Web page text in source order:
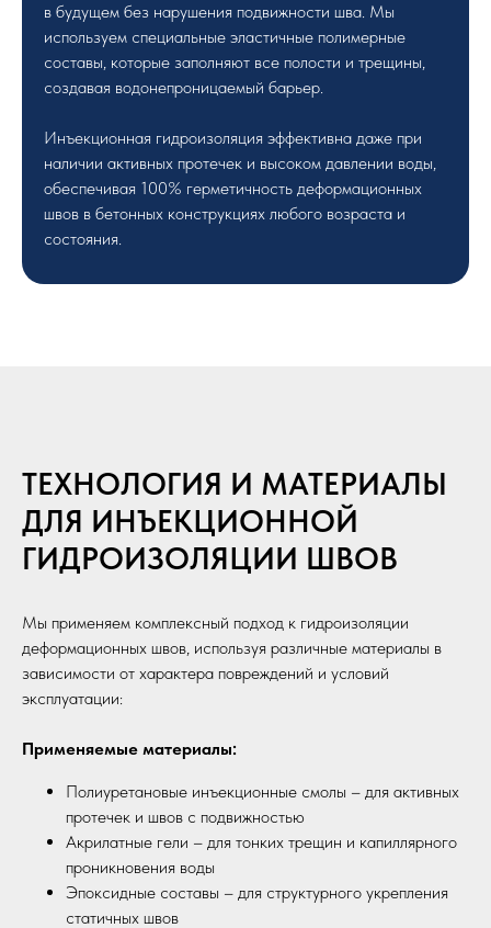
в будущем без нарушения подвижности шва. Мы
используем специальные эластичные полимерные
составы, которые заполняют все полости и трещины,
создавая водонепроницаемый барьер.
Инъекционная гидроизоляция эффективна даже при
наличии активных протечек и высоком давлении воды,
обеспечивая 100% герметичность деформационных
швов в бетонных конструкциях любого возраста и
состояния.
ТЕХНОЛОГИЯ И МАТЕРИАЛЫ
ДЛЯ ИНЪЕКЦИОННОЙ
ГИДРОИЗОЛЯЦИИ ШВОВ
Мы применяем комплексный подход к гидроизоляции
деформационных швов, используя различные материалы в
зависимости от характера повреждений и условий
эксплуатации:
Применяемые материалы:
Полиуретановые инъекционные смолы – для активных
протечек и швов с подвижностью
Акрилатные гели – для тонких трещин и капиллярного
проникновения воды
Эпоксидные составы – для структурного укрепления
статичных швов